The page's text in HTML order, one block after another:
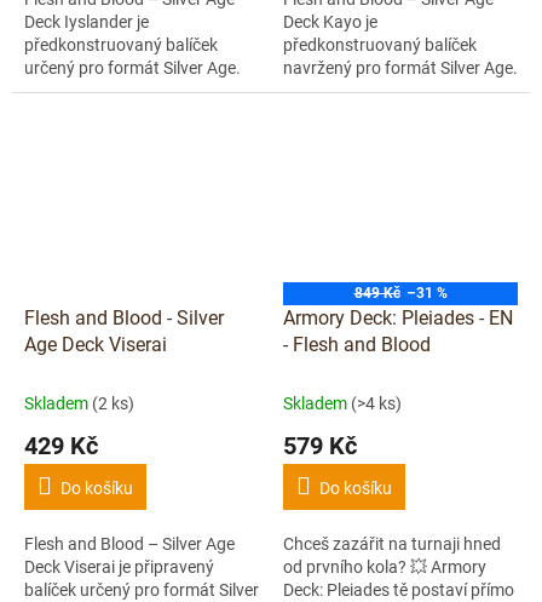
Deck Iyslander je
předkonstruovaný balíček
určený pro formát Silver Age.
Nabízí vyvážený balík karet, se
Deck Kayo je
předkonstruovaný balíček
navržený pro formát Silver Age.
Nabízí vyvážený balík karet, se
Flesh and Blood - Silver
Age Deck Viserai
Skladem (2 ks)
429 Kč
Do košíku
Flesh and Blood – Silver Age
Deck Viserai je připravený
balíček určený pro formát Silver
849 Kč –31 %
Armory Deck: Pleiades - EN
- Flesh and Blood
Skladem (>4 ks)
579 Kč
Do košíku
Chceš zazářit na turnaji hned
od prvního kola? 💥 Armory
Deck: Pleiades tě postaví přímo